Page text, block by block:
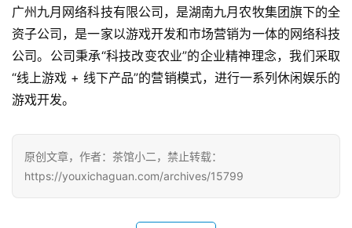
戏
业
界
手
机
广州九月网络科技有限公司，是湖南九月农牧集团旗下的全
资子公司，是一家以游戏开发和市场营销为一体的网络科技
公司。公司秉承“科技改变农业”的企业精神理念，我们采取
“线上游戏 + 线下产品”的营销模式，进行一系列休闲娱乐的
游戏开发。
原创文章，作者：茶馆小二，禁止转载：
https://youxichaguan.com/archives/15799